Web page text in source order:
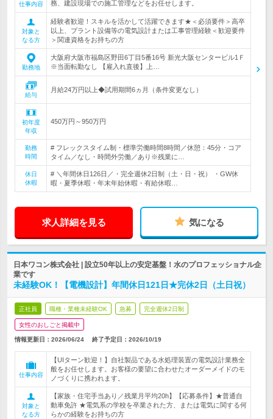
仕事内容 務、建設現場での施工管理などをお任せします。
対象と
なる方
経験者歓迎！スキルを活かして活躍できます★＜必須要件＞高卒
以上、プラント設備等の電気設計または工事管理経験＜歓迎要件
＞関連資格をお持ちの方
勤務地
大阪府大阪市福島区野田6丁目5番16号 新光大阪センタービル1Ｆ
※当面転勤なし 【雇入れ直後】上…
給与
月給24万円以上◆試用期間6ヵ月（条件変更なし）
初年度
年収
450万円～950万円
勤務
時間
# フレックスタイム制・標準労働時間8時間／休憩：45分・コア
タイム／なし・時間外労働／あり※残業に…
休日
休暇
# ＼年間休日126日／・完全週休2日制（土・日・祝） ・GW休
暇・夏季休暇・年末年始休暇・有給休暇…
求人詳細を見る 気になる
日本ワコン株式会社 | 設立50年以上の安定基盤！水のプロフェッショナル企
業です
未経験OK！【電機設計】年間休日121日★完休2日（土日祝）
正社員 職種・業種未経験OK 急募 完全週休2日制
女性のおしごと掲載中
情報更新日：2026/06/24 終了予定日： 2026/10/19
仕事内容
【UIターン歓迎！】自社製品である水処理装置の電気設計業務全
般をお任せします。お客様の要望に合わせたオーダーメイドのモ
ノづくりに携われます。
対象と
なる方
【家族・住宅手当あり／残業月平均20h】【応募条件】★普通自
動車免許 ★電気系の学校を卒業された方、または電気に関する何
らかの経験をお持ちの方